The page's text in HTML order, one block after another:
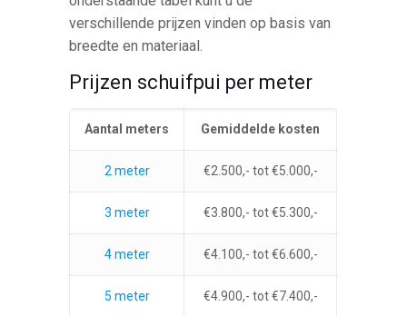
verschillende prijzen vinden op basis van
breedte en materiaal.
Prijzen schuifpui per meter
Aantal meters Gemiddelde kosten
2 meter €2.500,- tot €5.000,-
3 meter €3.800,- tot €5.300,-
4 meter €4.100,- tot €6.600,-
5 meter €4.900,- tot €7.400,-